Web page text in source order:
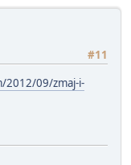
#11
2012/09/zmaj-i-